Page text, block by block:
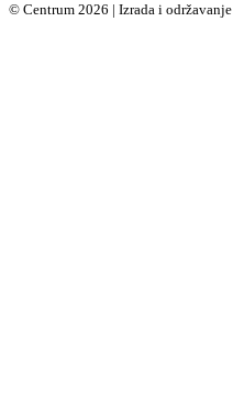
© Centrum 2026 | Izrada i održavanje